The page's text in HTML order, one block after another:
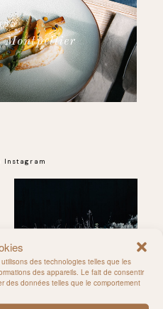
des technologies telles que les
des appareils. Le fait de consentir
des données telles que le comportement
Montpellier
Instagram